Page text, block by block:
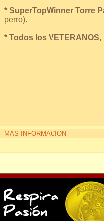
* SuperTopWinner Torre
perro).
* Todos los
MAS INFORMACION